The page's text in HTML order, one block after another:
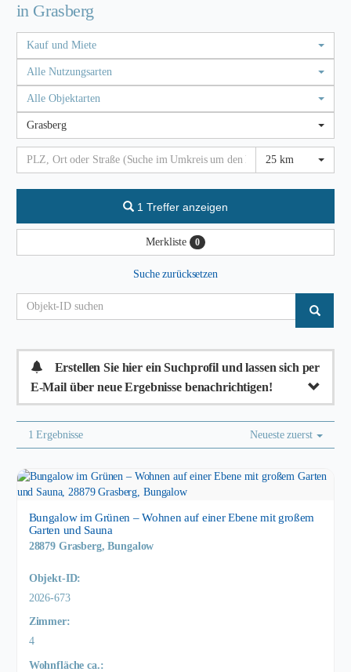
in Grasberg
Kauf und Miete
Alle Nutzungsarten
Alle Objektarten
Grasberg
25 km
1 Treffer anzeigen
Merkliste 0
Suche zurücksetzen
Erstellen Sie hier ein Suchprofil und lassen sich per
E-Mail über neue Ergebnisse benachrichtigen!
1 Ergebnisse Neueste zuerst
Bungalow im Grünen – Wohnen auf einer Ebene mit großem
Garten und Sauna
28879 Grasberg, Bungalow
Objekt-ID:
2026-673
Zimmer:
4
Wohnfläche ca.: